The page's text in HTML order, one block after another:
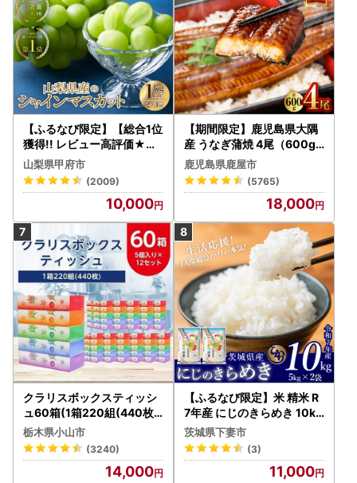
【ふるなび限定】【総合1位
獲得!! レビュー高評価★】
〈2026年度配送分〉山梨
県産 シャインマスカット 2
～3房（1.0kg以上）シャイ
ン フルーツ FN-Limited-S
P
山梨県甲府市
(2009)
10,000
【期間限定】鹿児島県大隅
産 うなぎ蒲焼 4尾（600g
） KN007-004-04-cp18
うなぎ 鰻 魚 惣菜 総菜
鹿児島県鹿屋市
(5765)
18,000
クラリスボックスティッシ
ュ60箱(1箱220組(440枚))
(5個入り×12セット)【配送
不可地域：離島・沖縄県】
【1256759】
栃木県小山市
(3240)
14,000
【ふるなび限定】米 精米 R
7年産 にじのきらめき 10kg
10月 FN-Limited-PR
茨城県下妻市
(3)
11,000